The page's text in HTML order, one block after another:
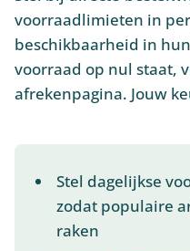
voorraadlimieten in
beschikbaarheid in
voorraad op nul staat,
afrekenpagina. Jouw
Stel dagelijkse
zodat populaire
raken